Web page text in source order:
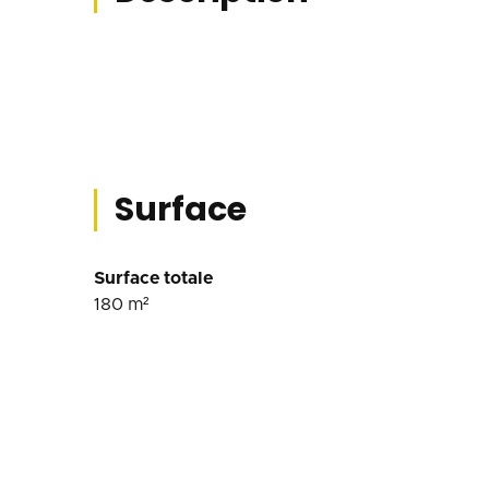
Surface
Surface totale
180 m²